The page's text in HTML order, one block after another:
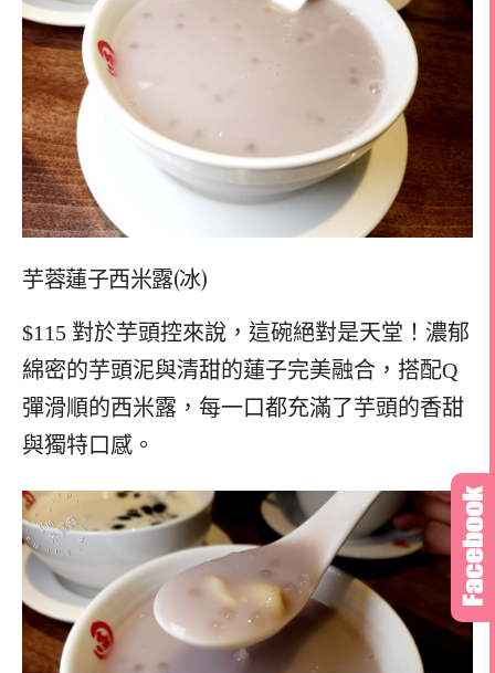
芋蓉蓮子西米露(冰)
$115 對於芋頭控來說，這碗絕對是天堂！濃郁
綿密的芋頭泥與清甜的蓮子完美融合，搭配Q
彈滑順的西米露，每一口都充滿了芋頭的香甜
與獨特口感。